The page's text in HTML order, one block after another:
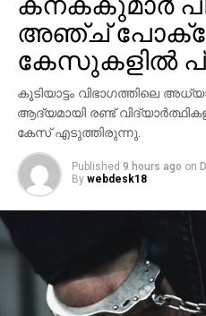
അഞ്ച്
കേസുകളില്‍
കൂടിയാട്ടം വിഭാഗത്തിലെ
ആദ്യമായി രണ്ട്
കേസ് എടുത്തിരുന്നു.
Published 9 hours ago on
By webdesk18